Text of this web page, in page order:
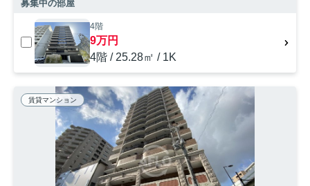
募集中の部屋
4階
9万円
4階 / 25.28㎡ / 1K
賃貸マンション